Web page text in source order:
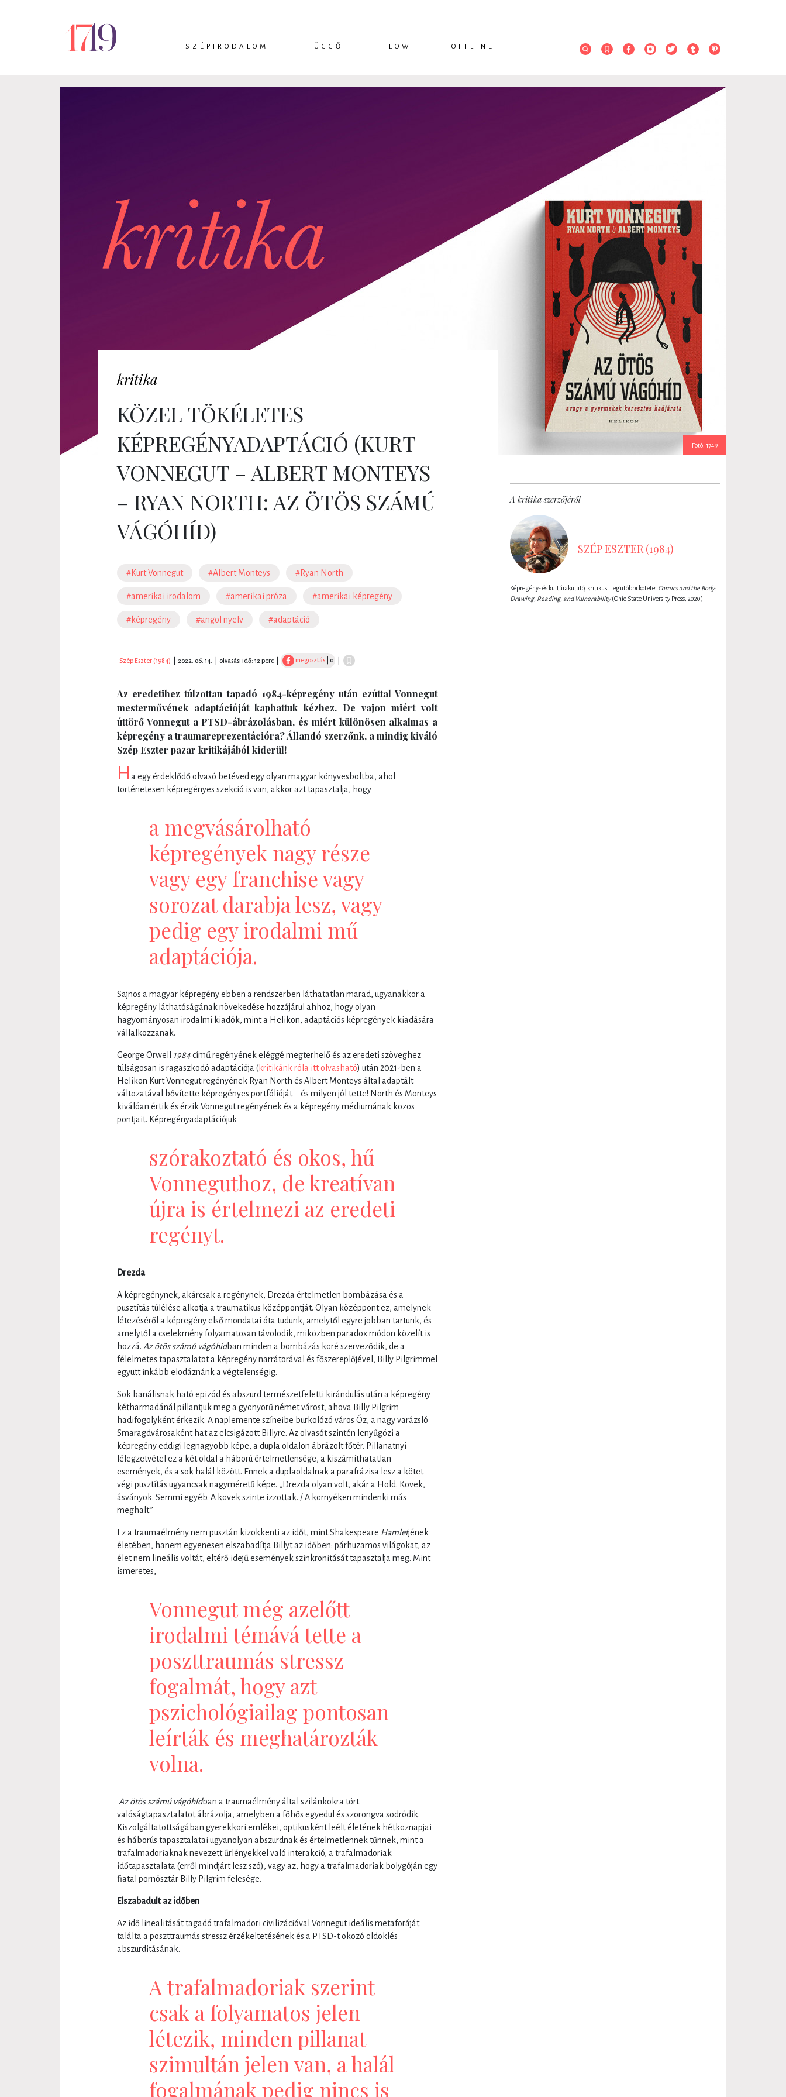
SZÉPIRODALOM
VERS
FÜGGŐ
KRITIKA
FLOW
INTERJÚ
OFFLINE
RENDEZVÉNYEK
Fotó: 1749
kritika
KÖZEL TÖKÉLETES
KÉPREGÉNYADAPTÁCIÓ (KURT
VONNEGUT – ALBERT MONTEYS
– RYAN NORTH: AZ ÖTÖS SZÁMÚ
VÁGÓHÍD)
#Kurt Vonnegut #Albert Monteys #Ryan North
#amerikai irodalom #amerikai próza #amerikai képregény
#képregény #angol nyelv #adaptáció
Szép Eszter (1984) 2022. 06. 14. olvasási idő: 12 perc megosztás | 0
Az eredetihez túlzottan tapadó 1984-képregény után ezúttal Vonnegut
mesterművének adaptációját kaphattuk kézhez. De vajon miért volt
úttörő Vonnegut a PTSD-ábrázolásban, és miért különösen alkalmas a
képregény a traumareprezentációra? Állandó szerzőnk, a mindig kiváló
Szép Eszter pazar kritikájából kiderül!
Ha egy érdeklődő olvasó betéved egy olyan magyar könyvesboltba, ahol
történetesen képregényes szekció is van, akkor azt tapasztalja, hogy
a megvásárolható
képregények nagy része
vagy egy franchise vagy
sorozat darabja lesz, vagy
pedig egy irodalmi mű
adaptációja.
Sajnos a magyar képregény ebben a rendszerben láthatatlan marad, ugyanakkor a
képregény láthatóságának növekedése hozzájárul ahhoz, hogy olyan
hagyományosan irodalmi kiadók, mint a Helikon, adaptációs képregények kiadására
vállalkozzanak.
George Orwell 1984című regényének eléggé megterhelő és az eredeti szöveghez
túlságosan is ragaszkodó adaptációja (kritikánk róla itt olvasható) után 2021-ben a
Helikon Kurt Vonnegut regényének Ryan North és Albert Monteys által adaptált
változatával bővítette képregényes portfólióját – és milyen jól tette! North és Monteys
kiválóan értik és érzik Vonnegut regényének és a képregény médiumának közös
pontjait. Képregényadaptációjuk
szórakoztató és okos, hű
Vonneguthoz, de kreatívan
újra is értelmezi az eredeti
regényt.
Drezda
A képregénynek, akárcsak a regénynek, Drezda értelmetlen bombázása és a
pusztítás túlélése alkotja a traumatikus középpontját. Olyan középpont ez, amelynek
létezéséről a képregény első mondatai óta tudunk, amelytől egyre jobban tartunk, és
amelytől a cselekmény folyamatosan távolodik, miközben paradox módon közelít is
hozzá. Az ötös számú vágóhídban minden a bombázás köré szerveződik, de a
félelmetes tapasztalatot a képregény narrátorával és főszereplőjével, Billy Pilgrimmel
együtt inkább elodáznánk a végtelenségig.
Sok banálisnak ható epizód és abszurd természetfeletti kirándulás után a képregény
kétharmadánál pillantjuk meg a gyönyörű német várost, ahova Billy Pilgrim
hadifogolyként érkezik. A naplemente színeibe burkolózó város Óz, a nagy varázsló
Smaragdvárosaként hat az elcsigázott Billyre. Az olvasót szintén lenyűgözi a
képregény eddigi legnagyobb képe, a dupla oldalon ábrázolt főtér. Pillanatnyi
lélegzetvétel ez a két oldal a háború értelmetlensége, a kiszámíthatatlan
események, és a sok halál között. Ennek a duplaoldalnak a parafrázisa lesz a kötet
végi pusztítás ugyancsak nagyméretű képe. „Drezda olyan volt, akár a Hold. Kövek,
ásványok. Semmi egyéb. A kövek szinte izzottak. / A környéken mindenki más
meghalt.”
Ez a traumaélmény nem pusztán kizökkenti az időt, mint Shakespeare Hamletjének
életében, hanem egyenesen elszabadítja Billyt az időben: párhuzamos világokat, az
élet nem lineális voltát, eltérő idejű események szinkronitását tapasztalja meg. Mint
ismeretes,
Vonnegut még azelőtt
irodalmi témává tette a
poszttraumás stressz
fogalmát, hogy azt
pszichológiailag pontosan
leírták és meghatározták
volna.
Az ötös számú vágóhídban a traumaélmény által szilánkokra tört
valóságtapasztalatot ábrázolja, amelyben a főhős egyedül és szorongva sodródik.
Kiszolgáltatottságában gyerekkori emlékei, optikusként leélt életének hétköznapjai
és háborús tapasztalatai ugyanolyan abszurdnak és értelmetlennek tűnnek, mint a
trafalmadoriaknak nevezett űrlényekkel való interakció, a trafalmadoriak
időtapasztalata (erről mindjárt lesz szó), vagy az, hogy a trafalmadoriak bolygóján egy
fiatal pornósztár Billy Pilgrim felesége.
Elszabadult az időben
Az idő linealitását tagadó trafalmadori civilizációval Vonnegut ideális metaforáját
találta a poszttraumás stressz érzékeltetésének és a PTSD-t okozó öldöklés
abszurditásának.
A trafalmadoriak szerint
csak a folyamatos jelen
létezik, minden pillanat
szimultán jelen van, a halál
fogalmának pedig nincs is
A kritika szerzőjéről
SZÉP ESZTER (1984)
Képregény- és kultúrakutató, kritikus. Legutóbbi kötete: Comics and the Body:
Drawing, Reading, and Vulnerability(Ohio State University Press, 2020)